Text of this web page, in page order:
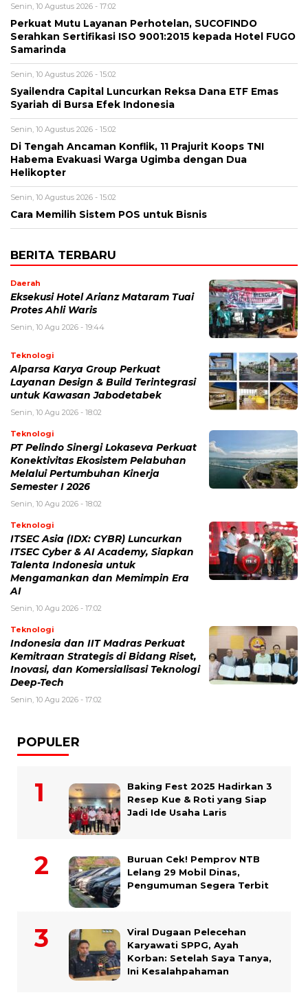
Senin, 10 Agustus 2026 - 17:02
Perkuat Mutu Layanan Perhotelan, SUCOFINDO
Serahkan Sertifikasi ISO 9001:2015 kepada Hotel FUGO
Samarinda
Senin, 10 Agustus 2026 - 15:02
Syailendra Capital Luncurkan Reksa Dana ETF Emas
Syariah di Bursa Efek Indonesia
Senin, 10 Agustus 2026 - 15:02
Di Tengah Ancaman Konflik, 11 Prajurit Koops TNI
Habema Evakuasi Warga Ugimba dengan Dua
Helikopter
Senin, 10 Agustus 2026 - 15:02
Cara Memilih Sistem POS untuk Bisnis
BERITA TERBARU
Daerah
Eksekusi Hotel Arianz Mataram Tuai
Protes Ahli Waris
Senin, 10 Agu 2026 - 19:44
Teknologi
Alparsa Karya Group Perkuat
Layanan Design & Build Terintegrasi
untuk Kawasan Jabodetabek
Senin, 10 Agu 2026 - 18:02
Teknologi
PT Pelindo Sinergi Lokaseva Perkuat
Konektivitas Ekosistem Pelabuhan
Melalui Pertumbuhan Kinerja
Semester I 2026
Senin, 10 Agu 2026 - 18:02
Teknologi
ITSEC Asia (IDX: CYBR) Luncurkan
ITSEC Cyber & AI Academy, Siapkan
Talenta Indonesia untuk
Mengamankan dan Memimpin Era
AI
Senin, 10 Agu 2026 - 17:02
Teknologi
Indonesia dan IIT Madras Perkuat
Kemitraan Strategis di Bidang Riset,
Inovasi, dan Komersialisasi Teknologi
Deep-Tech
Senin, 10 Agu 2026 - 17:02
POPULER
Baking Fest 2025 Hadirkan 3
Resep Kue & Roti yang Siap
Jadi Ide Usaha Laris
Buruan Cek! Pemprov NTB
Lelang 29 Mobil Dinas,
Pengumuman Segera Terbit
Viral Dugaan Pelecehan
Karyawati SPPG, Ayah
Korban: Setelah Saya Tanya,
Ini Kesalahpahaman